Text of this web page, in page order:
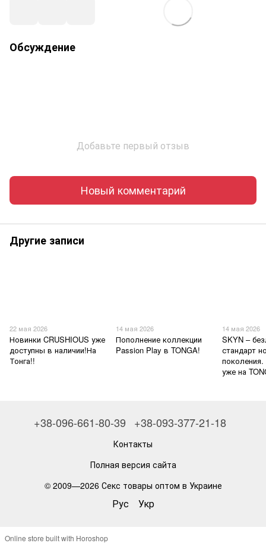
Обсуждение
Добавьте первый отзыв
Новый комментарий
Другие записи
22 мая 2026
Новинки CRUSHIOUS уже
доступны в наличии!На
Тонга!!
14 мая 2026
Пополнение коллекции
Passion Play в TONGA!
14 мая 2026
SKYN –
стандарт
уже на
+38-096-661-80-39 +38-093-377-21-18
Контакты
Полная версия сайта
© 2009—2026 Секс товары оптом в Украине
Рус Укр
Online store built with Horoshop